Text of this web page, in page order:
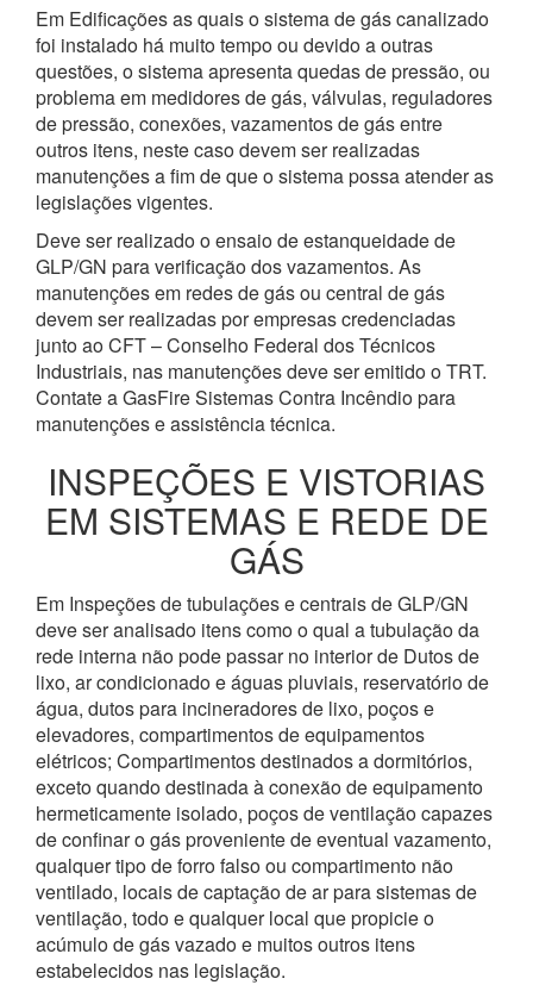
Em Edificações as quais o sistema de gás canalizado
foi instalado há muito tempo ou devido a outras
questões, o sistema apresenta quedas de pressão, ou
problema em medidores de gás, válvulas, reguladores
de pressão, conexões, vazamentos de gás entre
outros itens, neste caso devem ser realizadas
manutenções a fim de que o sistema possa atender as
legislações vigentes.
Deve ser realizado o ensaio de estanqueidade de
GLP/GN para verificação dos vazamentos. As
manutenções em redes de gás ou central de gás
devem ser realizadas por empresas credenciadas
junto ao CFT – Conselho Federal dos Técnicos
Industriais, nas manutenções deve ser emitido o TRT.
Contate a GasFire Sistemas Contra Incêndio para
manutenções e assistência técnica.
INSPEÇÕES E VISTORIAS
EM SISTEMAS E REDE DE
GÁS
Em Inspeções de tubulações e centrais de GLP/GN
deve ser analisado itens como o qual a tubulação da
rede interna não pode passar no interior de Dutos de
lixo, ar condicionado e águas pluviais, reservatório de
água, dutos para incineradores de lixo, poços e
elevadores, compartimentos de equipamentos
elétricos; Compartimentos destinados a dormitórios,
exceto quando destinada à conexão de equipamento
hermeticamente isolado, poços de ventilação capazes
de confinar o gás proveniente de eventual vazamento,
qualquer tipo de forro falso ou compartimento não
ventilado, locais de captação de ar para sistemas de
ventilação, todo e qualquer local que propicie o
acúmulo de gás vazado e muitos outros itens
estabelecidos nas legislação.